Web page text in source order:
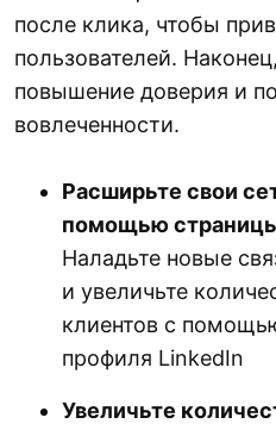
после клика, чтобы
пользователей.
повышение доверия и
вовлеченности.
Расширьте свои
помощью
Наладьте новые
и увеличьте
клиентов с
профиля LinkedIn
Увеличьте